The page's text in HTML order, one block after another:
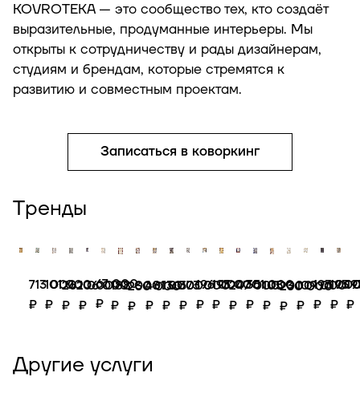
KOVROTEKA — это сообщество тех, кто создаёт
выразительные, продуманные интерьеры. Мы
открыты к сотрудничеству и рады дизайнерам,
студиям и брендам, которые стремятся к
развитию и совместным проектам.
Записаться в коворкинг
Тренды
713 000
₽
101 000
₽
262 000
₽
106 000
₽
67 000
₽
188 000
₽
230 000
₽
481 000
₽
130 000
₽
373 000
₽
196 000
₽
193 000
₽
247 000
₽
351 000
₽
105 000
₽
230 000
₽
109 000
₽
193
₽
193
₽ ₽
Другие услуги